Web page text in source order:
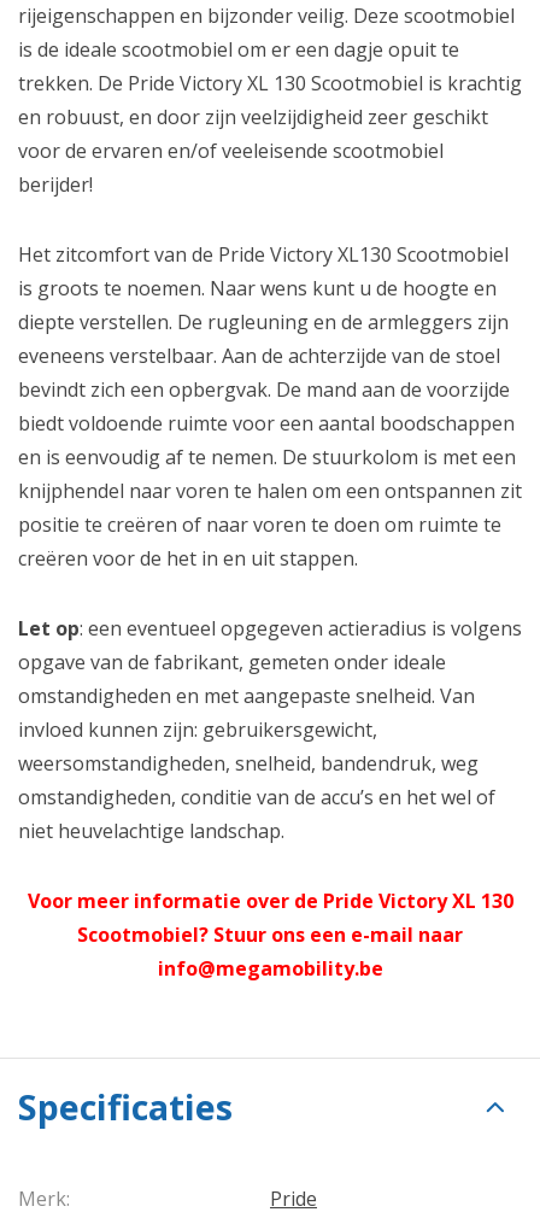
rijeigenschappen en bijzonder veilig. Deze scootmobiel
is de ideale scootmobiel om er een dagje opuit te
trekken. De Pride Victory XL 130 Scootmobiel is krachtig
en robuust, en door zijn veelzijdigheid zeer geschikt
voor de ervaren en/of veeleisende scootmobiel
berijder!
Het zitcomfort van de Pride Victory XL130 Scootmobiel
is groots te noemen. Naar wens kunt u de hoogte en
diepte verstellen. De rugleuning en de armleggers zijn
eveneens verstelbaar. Aan de achterzijde van de stoel
bevindt zich een opbergvak. De mand aan de voorzijde
biedt voldoende ruimte voor een aantal boodschappen
en is eenvoudig af te nemen. De stuurkolom is met een
knijphendel naar voren te halen om een ontspannen zit
positie te creëren of naar voren te doen om ruimte te
creëren voor de het in en uit stappen.
Let op: een eventueel opgegeven actieradius is volgens
opgave van de fabrikant, gemeten onder ideale
omstandigheden en met aangepaste snelheid. Van
invloed kunnen zijn: gebruikersgewicht,
weersomstandigheden, snelheid, bandendruk, weg
omstandigheden, conditie van de accu’s en het wel of
niet heuvelachtige landschap.
Voor meer informatie over de Pride Victory XL 130
Scootmobiel? Stuur ons een e-mail naar
info@megamobility.be
Specificaties
Merk: Pride